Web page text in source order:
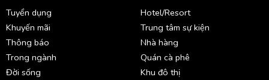
Tuyển dụng
Khuyến mãi
Thông báo
Trong ngành
Đời sống
Hotel/Resort
Trung tâm sự kiện
Nhà hàng
Quán cà phê
Khu đô thị